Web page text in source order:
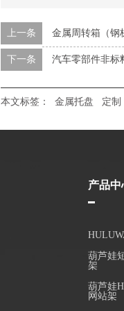
上一条 金属周转箱（钢
下一条 汽车零部件非标
本文标签： 金属托盘 定制
产品中
葫芦娃
架
葫芦娃
网站架